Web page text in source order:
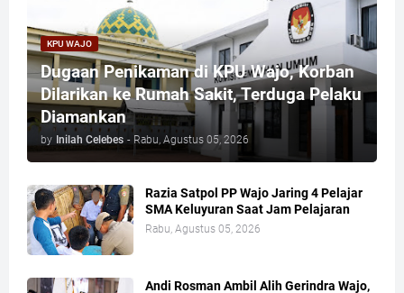
KPU WAJO
Dugaan Penikaman di KPU Wajo, Korban
Dilarikan ke Rumah Sakit, Terduga Pelaku
Diamankan
by Inilah Celebes - Rabu, Agustus 05, 2026
Razia Satpol PP Wajo Jaring 4 Pelajar
SMA Keluyuran Saat Jam Pelajaran
Rabu, Agustus 05, 2026
Andi Rosman Ambil Alih Gerindra Wajo,